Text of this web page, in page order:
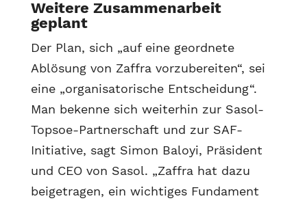
Weitere Zusammenarbeit
geplant
Der Plan, sich „auf eine geordnete
Ablösung von Zaffra vorzubereiten“, sei
eine „organisatorische Entscheidung“.
Man bekenne sich weiterhin zur Sasol-
Topsoe-Partnerschaft und zur SAF-
Initiative, sagt Simon Baloyi, Präsident
und CEO von Sasol. „Zaffra hat dazu
beigetragen, ein wichtiges Fundament